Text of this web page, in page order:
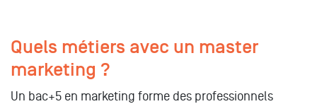
Quels métiers avec un master
marketing ?
Un bac+5 en marketing forme des professionnels